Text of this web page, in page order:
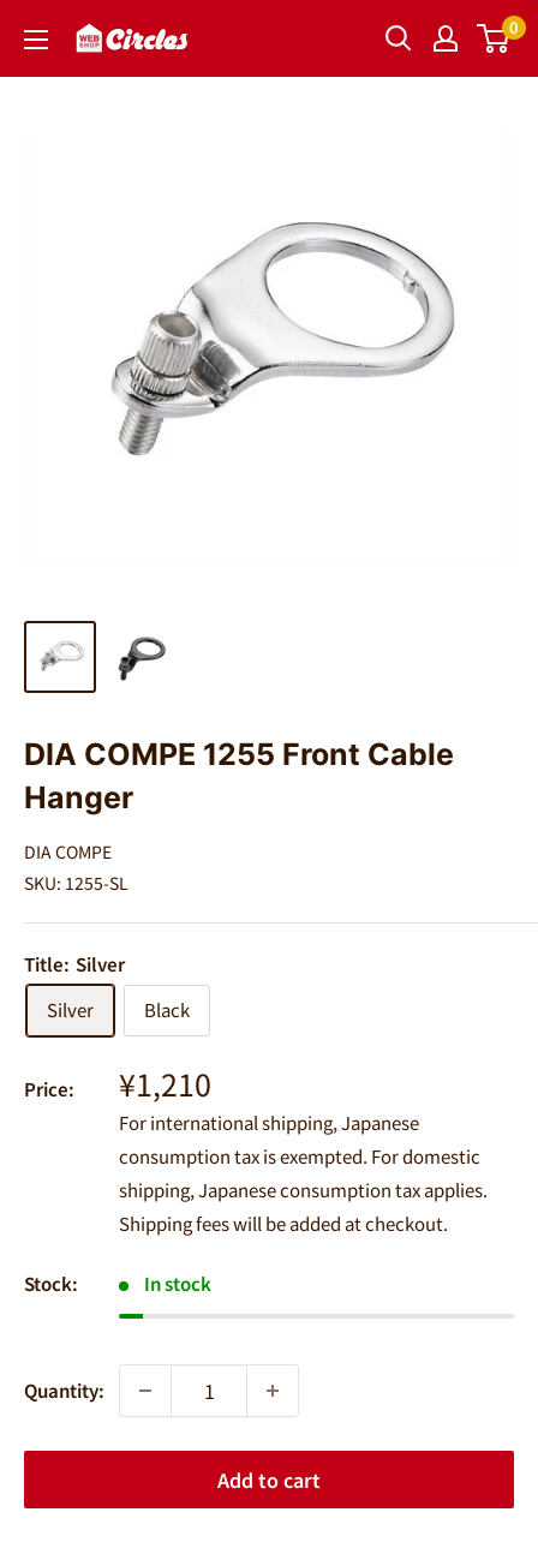
content
Circles
0
DIA COMPE 1255 Front Cable
Hanger
DIA COMPE
SKU: 1255-SL
Title: Silver
Silver
Black
Price: Sale
price
¥1,210
For international shipping, Japanese
consumption tax is exempted. For domestic
shipping, Japanese consumption tax applies.
Shipping fees will be added at checkout.
Stock: In stock
Quantity:
Add to cart